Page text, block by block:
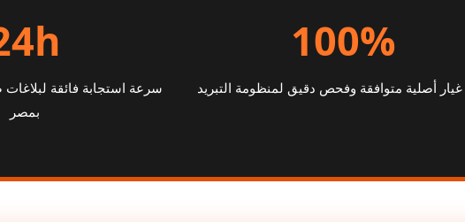
100%
أصلية متوافقة وفحص دقيق لمنظومة التبريد
بمصر